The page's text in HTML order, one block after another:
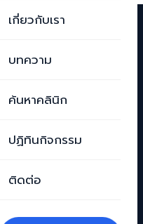
เกี่ยวกับเรา
บทความ
ค้นหาคลินิก
ปฏิทินกิจกรรม
ติดต่อ
จัดจำหน่าย
ระดับพรีเมียม